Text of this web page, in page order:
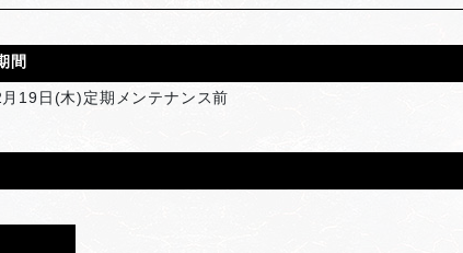
間
19日(木)定期メンテナンス前